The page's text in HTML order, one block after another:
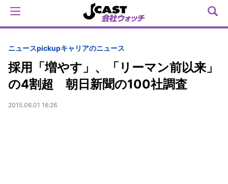
ニュースpickupキャリアのニュース
採用「増やす」、「リーマン前以来」
の4割超 朝日新聞の100社調査
2015.06.01 16:26